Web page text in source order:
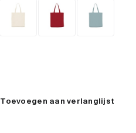
Toevoegen aan verlanglijst